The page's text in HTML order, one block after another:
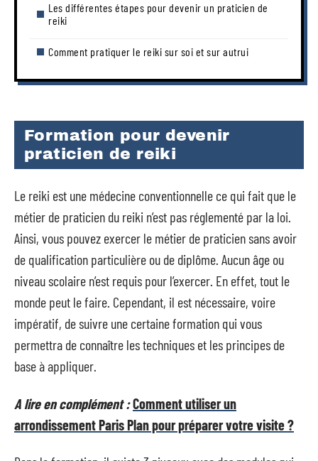
Les différentes étapes pour devenir un praticien de
reiki
Comment pratiquer le reiki sur soi et sur autrui
Formation pour devenir
praticien de reiki
Le reiki est une médecine conventionnelle ce qui fait que le
métier de praticien du reiki n’est pas réglementé par la loi.
Ainsi, vous pouvez exercer le métier de praticien sans avoir
de qualification particulière ou de diplôme. Aucun âge ou
niveau scolaire n’est requis pour l’exercer. En effet, tout le
monde peut le faire. Cependant, il est nécessaire, voire
impératif, de suivre une certaine formation qui vous
permettra de connaître les techniques et les principes de
base à appliquer.
A lire en complément :Comment utiliser un
arrondissement Paris Plan pour préparer votre visite ?